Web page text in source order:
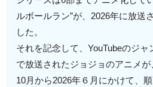
ルボールラン”が、2026年に放送
した。
それを記念して、YouTubeのジャ
で放送されたジョジョのアニメが
10月から2026年６月にかけて、